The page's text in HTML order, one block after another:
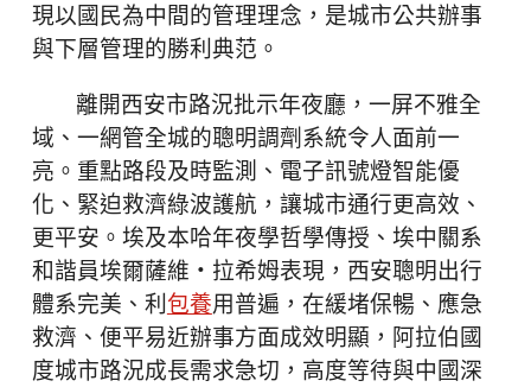
現以國民為中間的管理理念，是城市公共辦事
與下層管理的勝利典范。
離開西安市路況批示年夜廳，一屏不雅全
域、一網管全城的聰明調劑系統令人面前一
亮。重點路段及時監測、電子訊號燈智能優
化、緊迫救濟綠波護航，讓城市通行更高效、
更平安。埃及本哈年夜學哲學傳授、埃中關系
和諧員埃爾薩維・拉希姆表現，西安聰明出行
體系完美、利包養用普遍，在緩堵保暢、應急
救濟、便平易近辦事方面成效明顯，阿拉伯國
度城市路況成長需求急切，高度等待與中國深